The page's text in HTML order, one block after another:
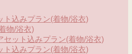
ト込みプラン(着物/浴衣)
物/浴衣)
セット込みプラン(着物/浴衣)
ト込みプラン(着物/浴衣)